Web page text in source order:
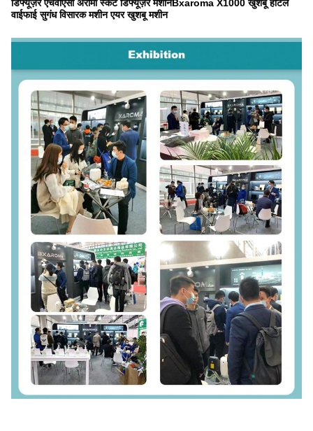
डिफ्यूज़र एचवीएसी अरोमा स्कैंट डिफ्यूज़र मशीनBxaroma X1000 खुशबू होटल
वाईफाई सुगंध विसारक मशीन एयर खुशबू मशीन